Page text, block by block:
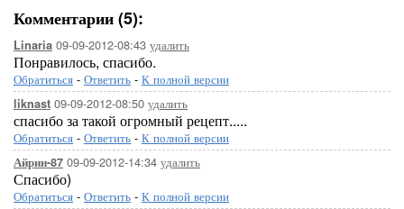
Комментарии (5):
Linaria 09-09-2012-08:43 удалить
Понравилось, спасибо.
Обратиться - Ответить - К полной версии
liknast 09-09-2012-08:50 удалить
спасибо за такой огромный рецепт.....
Обратиться - Ответить - К полной версии
Айрин-87 09-09-2012-14:34 удалить
Спасибо)
Обратиться - Ответить - К полной версии